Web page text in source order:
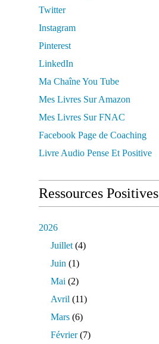
Twitter
Instagram
Pinterest
LinkedIn
Ma Chaîne You Tube
Mes Livres Sur Amazon
Mes Livres Sur FNAC
Facebook Page de Coaching
Livre Audio Pense Et Positive
Ressources Positives
2026
Juillet (4)
Juin (1)
Mai (2)
Avril (11)
Mars (6)
Février(7)